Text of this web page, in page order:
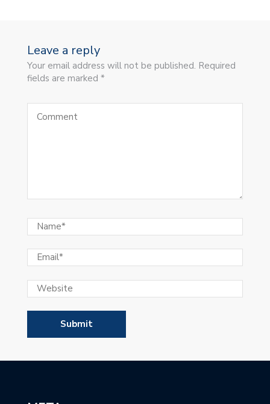
Leave a reply
Your email address will not be published. Required
fields are marked *